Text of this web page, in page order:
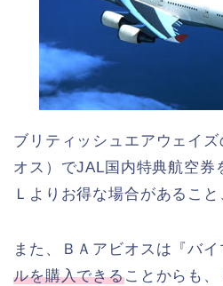
ブリティッシュエアウェイ
オス）でJAL国内特典航空券
Ｌよりお得な場合があるこ
また、ＢＡアビオスは『バ
ルを購入できることからも